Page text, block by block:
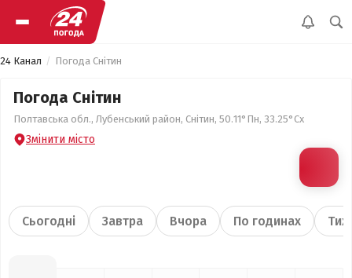
24 Канал Погода Снітин
Погода Снітин
Полтавська обл., Лубенський район, Снітин, 50.11°Пн, 33.25°Сх
Змінити місто
Сьогодні Завтра Вчора По годинах